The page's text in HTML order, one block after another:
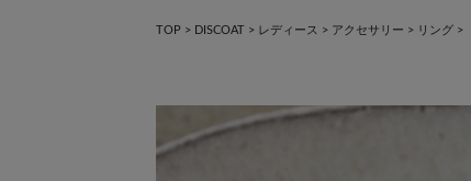
TOP > DISCOAT > レディース > アクセサリー > リング >